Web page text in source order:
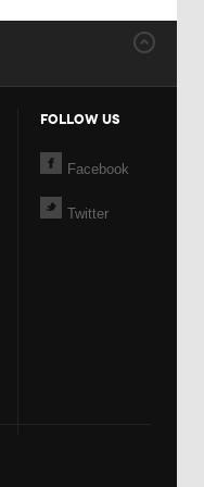
FOLLOW US
Facebook
Twitter